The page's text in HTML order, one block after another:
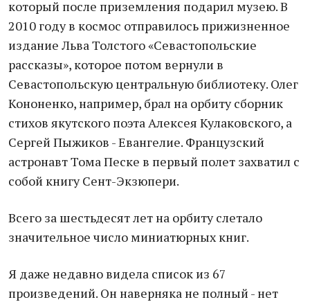
который после приземления подарил музею. В
2010 году в космос отправилось прижизненное
издание Льва Толстого «Севастопольские
рассказы», которое потом вернули в
Севастопольскую центральную библиотеку. Олег
Кононенко, например, брал на орбиту сборник
стихов якутского поэта Алексея Кулаковского, а
Сергей Пыжиков - Евангелие. Французский
астронавт Тома Песке в первый полет захватил с
собой книгу Сент-Экзюпери.
Всего за шестьдесят лет на орбиту слетало
значительное число миниатюрных книг.
Я даже недавно видела список из 67
произведений. Он наверняка не полный - нет